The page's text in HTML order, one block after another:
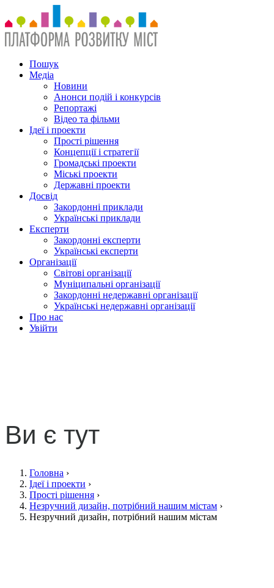
Пошук
Медіа
Новини
Анонси подій і конкурсів
Репортажі
Відео та фільми
Ідеї і проекти
Прості рішення
Концепції і стратегії
Громадські проекти
Міські проекти
Державні проекти
Досвід
Закордонні приклади
Українські приклади
Експерти
Закордонні експерти
Українські експерти
Організації
Світові організації
Муніципальні організації
Закордонні недержавні організації
Українські недержавні організації
Про нас
Увійти
Ви є тут
Головна ›
Ідеї і проекти ›
Прості рішення ›
Незручний дизайн, потрібний нашим містам ›
Незручний дизайн, потрібний нашим містам